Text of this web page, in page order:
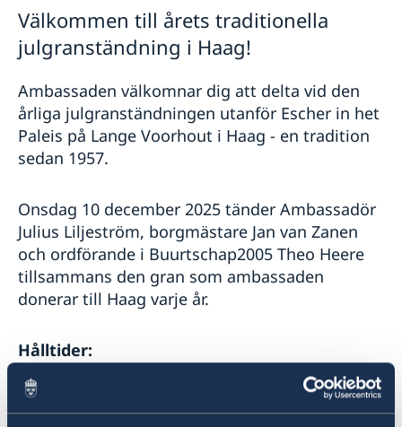
Om ambassaden
Sverige i Aruba
Sverige i Sint Maarten
Organisationer och föreningar
Så kan du få stöd
Svenska företag i Nederländerna
Anmäl handelshinder
Nyheter
Kalendarium
Välkommen till årets traditionella
julgranständning i Haag!
Ambassaden välkomnar dig att delta vid den
årliga julgranständningen utanför Escher in het
Paleis på Lange Voorhout i Haag - en tradition
sedan 1957.
Onsdag 10 december 2025 tänder Ambassadör
Julius Liljeström, borgmästare Jan van Zanen
och ordförande i Buurtschap2005 Theo Heere
tillsammans den gran som ambassaden
donerar till Haag varje år.
Hålltider:
18:00 Samling och uteservering av glögg